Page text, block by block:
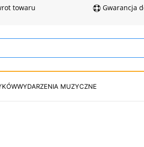
towaru Gwarancja
WYDARZENIA MUZYCZNE